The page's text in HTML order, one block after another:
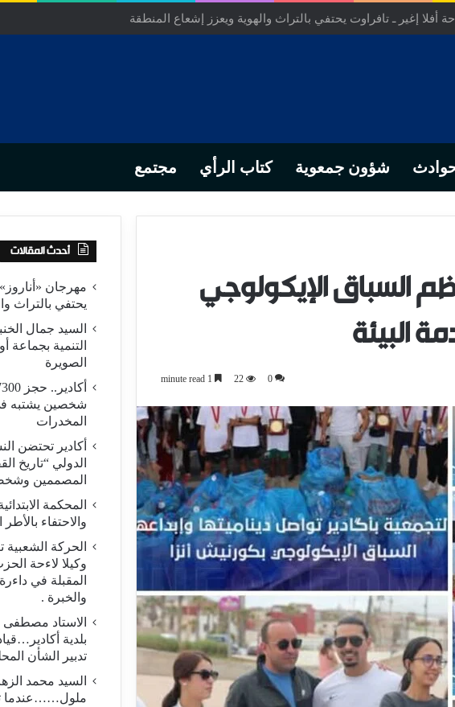
مقاربة القرب ورهان التنمية بجماعة أولاد لمرابط تفتاشت، إقليم الصويرة
شؤون جمعوية كتاب الرأي مجتمع
السباق الإيكولوجي
البيئة
0
22
أحدث المقالات
مهرجان
يحتفي بالتراث
السيد جمال
التنمية بجماعة
الصويرة
شخصين يشتبه
المخدرات
أكادير تحتضن
الدولي “تاريخ
المصممين
المحكمة
والاحتفاء بالأطر
الحركة الشعبية
وكيلا لاءحة
المقبلة في
والخبرة .
الاستاد مصطفى
بلدية
تدبير الشأن
السيد محمد
ملول……عندما